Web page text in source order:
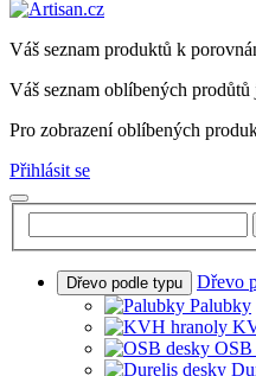
Váš seznam produktů k
Váš seznam oblíbených prodůtů
Pro zobrazení oblíbených
Přihlásit se
Dřevo podle typu
Dřevo
Palubky
OSB